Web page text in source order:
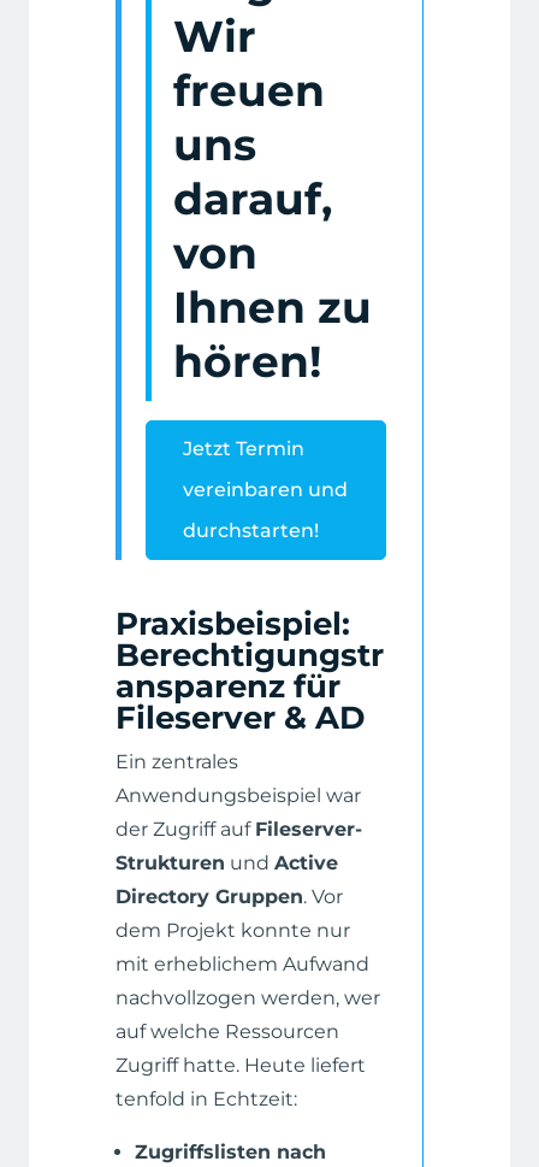
Wir
freuen
uns
darauf,
von
Ihnen zu
hören!
Jetzt Termin
vereinbaren und
durchstarten!
Praxisbeispiel:
Berechtigungstr
ansparenz für
Fileserver & AD
Ein zentrales
Anwendungsbeispiel war
der Zugriff auf Fileserver-
Strukturen und Active
Directory Gruppen. Vor
dem Projekt konnte nur
mit erheblichem Aufwand
nachvollzogen werden, wer
auf welche Ressourcen
Zugriff hatte. Heute liefert
tenfold in Echtzeit:
Zugriffslisten nach